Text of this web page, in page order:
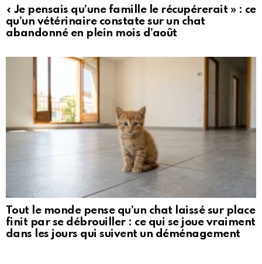
« Je pensais qu’une famille le récupérerait » : ce
qu’un vétérinaire constate sur un chat
abandonné en plein mois d’août
Tout le monde pense qu’un chat laissé sur place
finit par se débrouiller : ce qui se joue vraiment
dans les jours qui suivent un déménagement